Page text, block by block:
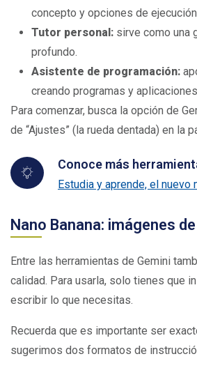
concepto y opciones de
Tutor personal: sirve como una
profundo.
Asistente de programación:
creando programas y
Para comenzar, busca la opción de
de “Ajustes” (la rueda dentada) en la
Conoce más
Estudia y aprende, el nuevo
Nano Banana: imágenes
Entre las herramientas de Gemini
calidad. Para usarla, solo tienes que
escribir lo que necesitas.
Recuerda que es importante ser
sugerimos dos formatos de